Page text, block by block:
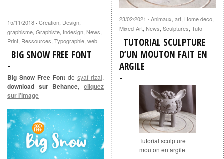
23/02/2021 · Animaux, art, Home deco,
Mixed-Art, News, Sculptures, Tuto
TUTORIAL SCULPTURE
D’UN MOUTON FAIT EN
ARGILE
Tutorial sculpture
mouton en argile
15/11/2018 · Creation, Design,
graphisme, Graphiste, Indesign, News,
Print, Ressources, Typographie, web
BIG SNOW FREE FONT
Big Snow Free Font de syaf rizal,
download sur Behance,cliquez
sur l’image